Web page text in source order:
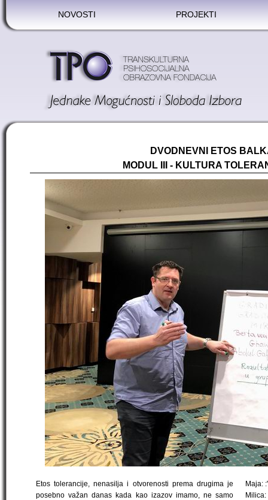
NOVOSTI PROJEKTI
DVODNEVNI ETOS
MODUL III - KULTURA
Etos tolerancije, nenasilja i otvorenosti prema drugima je
posebno važan danas kada kao izazov imamo, ne samo
Maja: